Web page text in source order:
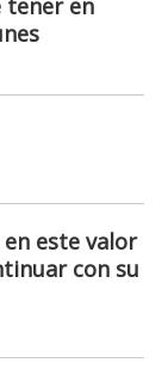
tener en
este valor
con su